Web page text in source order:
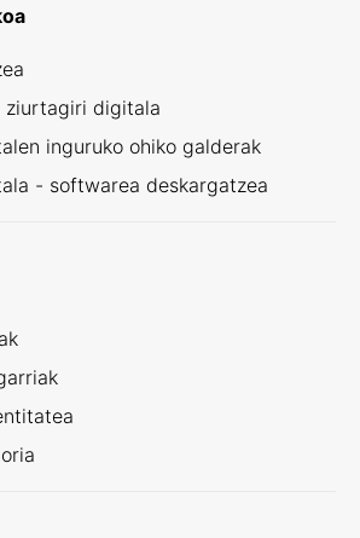
digitala
inguruko ohiko galderak
- softwarea deskargatzea